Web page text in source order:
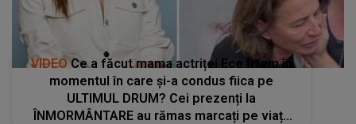
VIDEOCe a făcut mama actriței Ece İrtem în
momentul în care și-a condus fiica pe
ULTIMUL DRUM? Cei prezenți la
ÎNMORMÂNTARE au rămas marcați pe viață